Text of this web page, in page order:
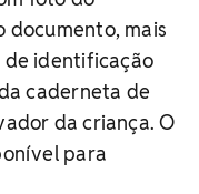
documento, mais
de identificação
caderneta de
da criança. O
para